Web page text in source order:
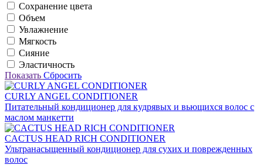
Сохранение цвета
Объем
Увлажнение
Мягкость
Сияние
Эластичность
Показать Сбросить
CURLY ANGEL CONDITIONER
Питательный кондиционер для кудрявых и вьющихся волос с
маслом манкетти
CACTUS HEAD RICH CONDITIONER
Ультранасыщенный кондиционер для сухих и поврежденных
волос